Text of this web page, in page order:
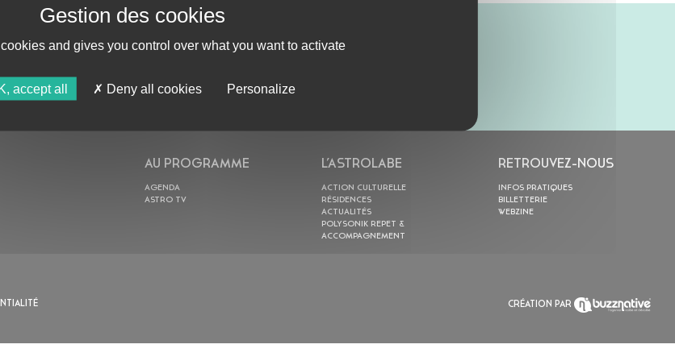
AU PROGRAMME
AGENDA
ASTRO TV
L’ASTROLABE
ACTION CULTURELLE
RÉSIDENCES
ACTUALITÉS
POLYSONIK REPET &
ACCOMPAGNEMENT
RETROUVEZ-NOUS
INFOS PRATIQUES
BILLETTERIE
WEBZINE
CRÉATION PAR
and gives you control over what you want to activate
accept all Deny all cookies Personalize